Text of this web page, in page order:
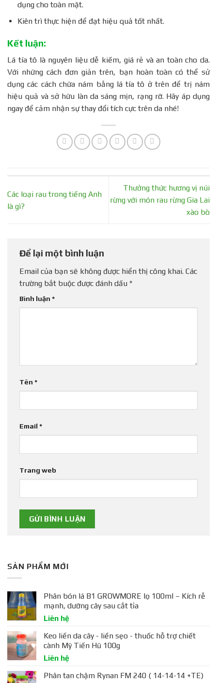
dụng cho toàn mặt.
Kiên trì thực hiện để đạt hiệu quả tốt nhất.
Kết luận:
Lá tía tô là nguyên liệu dễ kiếm, giá rẻ và an toàn cho da.
Với những cách đơn giản trên, bạn hoàn toàn có thể sử
dụng các cách chữa nám bằng lá tía tô ở trên để trị nám
hiệu quả và sở hữu làn da sáng mịn, rạng rỡ. Hãy áp dụng
ngay để cảm nhận sự thay đổi tích cực trên da nhé!
Các loại rau trong tiếng Anh
là gì?
Thưởng thức hương vị núi
rừng với món rau rừng Gia Lai
xào bò
Để lại một bình luận
Email của bạn sẽ không được hiển thị công khai. Các
trường bắt buộc được đánh dấu *
Bình luận *
Tên *
Email *
Trang web
SẢN PHẨM MỚI
Phân bón lá B1 GROWMORE lọ 100ml – Kích rễ
mạnh, dưỡng cây sau cắt tỉa
Liên hệ
Keo liền da cây - liền sẹo - thuốc hỗ trợ chiết
cành Mỹ Tiến Hũ 100g
Liên hệ
Phân tan chậm Rynan FM 240 ( 14-14-14 +TE)